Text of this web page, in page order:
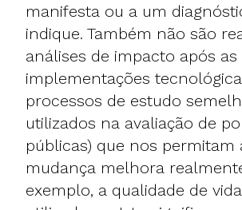
manifesta ou a um
indique. Também não são
análises de impacto após
implementações
processos de estudo
utilizados na avaliação de
públicas) que nos permitam
mudança melhora
exemplo, a qualidade de